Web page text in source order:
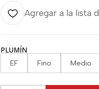
Agregar a la lista
PLUMÍN
EF Fino Medio